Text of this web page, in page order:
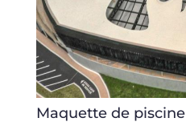
Maquette de piscine